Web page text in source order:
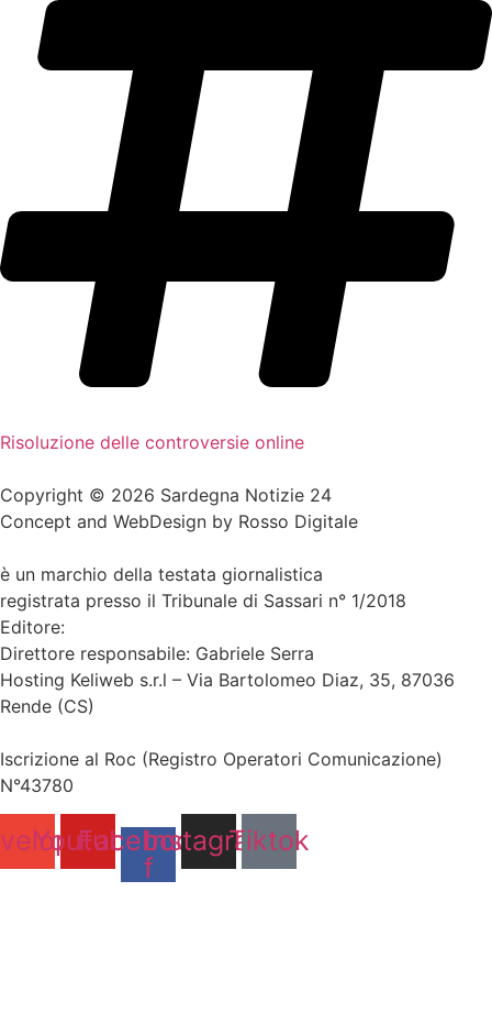
Risoluzione delle controversie online
Copyright © 2026 Sardegna Notizie 24
Concept and WebDesign by Rosso Digitale
è un marchio della testata giornalistica
registrata presso il Tribunale di Sassari n° 1/2018
Editore:
Direttore responsabile: Gabriele Serra
Hosting Keliweb s.r.l – Via Bartolomeo Diaz, 35, 87036
Rende (CS)
Iscrizione al Roc (Registro Operatori Comunicazione)
N°43780
Youtube
Facebook-
f
Instagram
Tiktok